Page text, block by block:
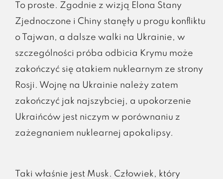
To proste. Zgodnie z wizją Elona Stany
Zjednoczone i Chiny stanęły u progu konfliktu
o Tajwan, a dalsze walki na Ukrainie, w
szczególności próba odbicia Krymu może
zakończyć się atakiem nuklearnym ze strony
Rosji. Wojnę na Ukrainie należy zatem
zakończyć jak najszybciej, a upokorzenie
Ukraińców jest niczym w porównaniu z
zażegnaniem nuklearnej apokalipsy.
Taki właśnie jest Musk. Człowiek, który